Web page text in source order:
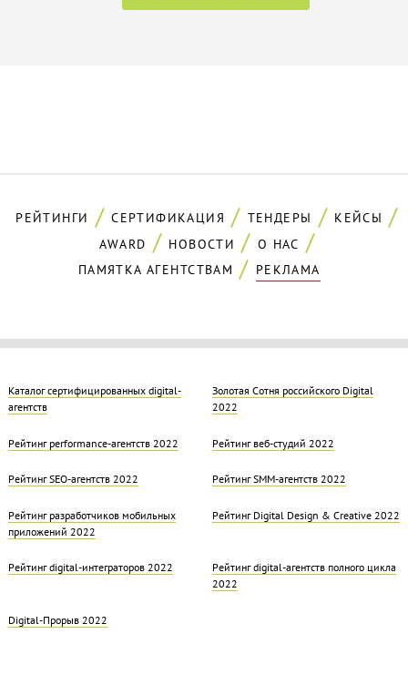
РЕЙТИНГИ СЕРТИФИКАЦИЯ ТЕНДЕРЫ
КЕЙСЫ
AWARD
НОВОСТИ
О НАС
ПАМЯТКА АГЕНТСТВАМ
РЕКЛАМА
Каталог сертифицированных digital-
агентств
Золотая Cотня российского Digital
2022
Рейтинг performance-агентств 2022 Рейтинг веб-студий 2022
Рейтинг SEO-агентств 2022 Рейтинг SMM-агентств 2022
Рейтинг разработчиков мобильных
приложений 2022
Рейтинг Digital Design & Creative 2022
Рейтинг digital-интеграторов 2022
Рейтинг digital-агентств полного цикла
2022
Digital-Прорыв 2022